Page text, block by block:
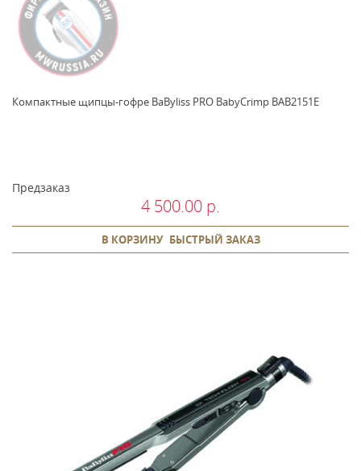
Компактные щипцы-гофре BaByliss PRO BabyCrimp BAB2151E
Предзаказ
4 500.00 р.
В КОРЗИНУ БЫСТРЫЙ ЗАКАЗ